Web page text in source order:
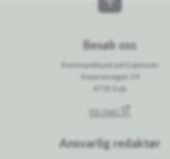
Besøk oss
Kommunehuset på Evjemoen
Kasernevegen 19
4735 Evje
Vis i kart
Ansvarlig redaktør